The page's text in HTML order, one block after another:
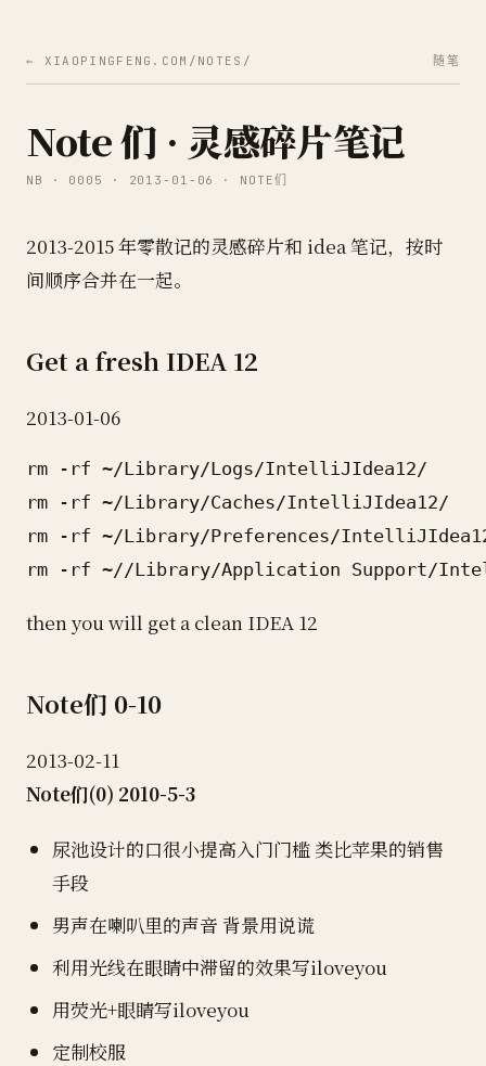
← XIAOPINGFENG.COM/NOTES/ 随笔
Note 们 · 灵感碎片笔记
NB · 0005 · 2013-01-06 · NOTE们
2013-2015 年零散记的灵感碎片和 idea 笔记，按时
间顺序合并在一起。
Get a fresh IDEA 12
2013-01-06
rm -rf ~/Library/Logs/IntelliJIdea12/
rm -rf ~/Library/Caches/IntelliJIdea12/
rm -rf ~/Library/Preferences/
then you will get a clean IDEA 12
Note们 0-10
2013-02-11
Note们(0) 2010-5-3
尿池设计的口很小提高入门门槛 类比苹果的销售
手段
男声在喇叭里的声音 背景用说谎
利用光线在眼睛中滞留的效果写iloveyou
用荧光+眼睛写iloveyou
定制校服